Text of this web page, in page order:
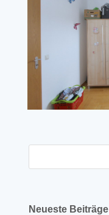
Neueste Beiträge